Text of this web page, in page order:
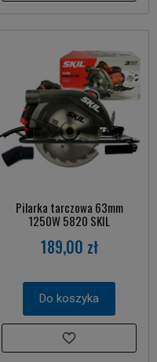
Pilarka tarczowa 63mm
1250W 5820 SKIL
189,00 zł
Do koszyka